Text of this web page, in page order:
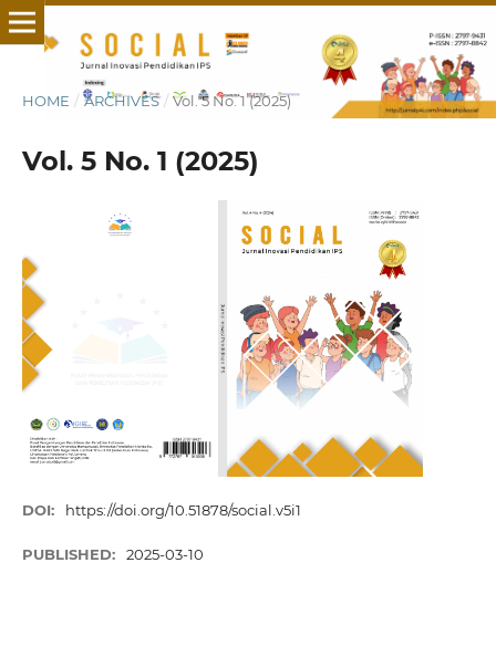
HOME / ARCHIVES / Vol. 5 No. 1 (2025)
Vol. 5 No. 1 (2025)
DOI: https://doi.org/10.51878/social.v5i1
PUBLISHED: 2025-03-10